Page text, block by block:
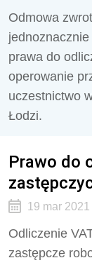
Odmowa
prawa do
operowanie
uczestnictwo
Łodzi.
Prawo do
19 mar 2021
Odliczenie
zastępcze